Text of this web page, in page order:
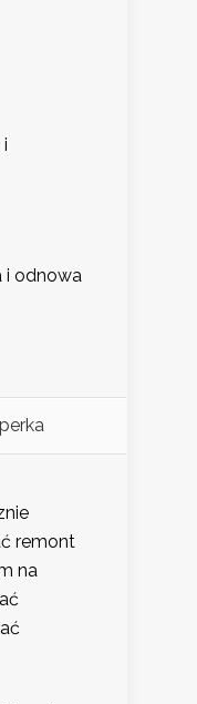
i odnowa
remont
na